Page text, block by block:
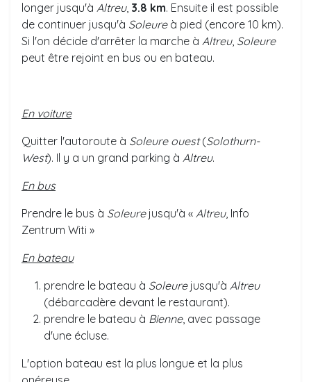
longer jusqu'à Altreu, 3.8 km. Ensuite il est possible
de continuer jusqu'à Soleure à pied (encore 10 km).
Si l'on décide d'arrêter la marche à Altreu, Soleure
peut être rejoint en bus ou en bateau.
En voiture
Quitter l'autoroute à Soleure ouest(Solothurn-
West). Il y a un grand parking à Altreu.
En bus
Prendre le bus à Soleure jusqu'à « Altreu, Info
Zentrum Witi »
En bateau
prendre le bateau à Soleure jusqu'à Altreu
(débarcadère devant le restaurant).
prendre le bateau à Bienne, avec passage
d'une écluse.
L'option bateau est la plus longue et la plus